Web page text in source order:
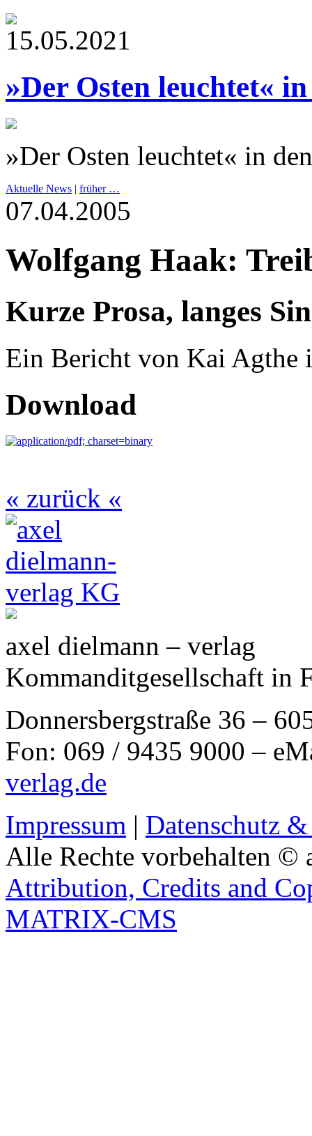
15.05.2021
»Der Osten leuchtet«
»Der Osten leuchtet« in
Aktuelle News | früher …
07.04.2005
Wolfgang Haak:
Kurze Prosa, langes
Ein Bericht von Kai Agthe
Download
« zurück «
axel dielmann – verlag
Kommanditgesellschaft in
Donnersbergstraße 36 –
Fon: 069 / 9435 9000 –
verlag.de
Impressum | Datenschutz
Alle Rechte vorbehalten ©
Attribution, Credits and
MATRIX-CMS